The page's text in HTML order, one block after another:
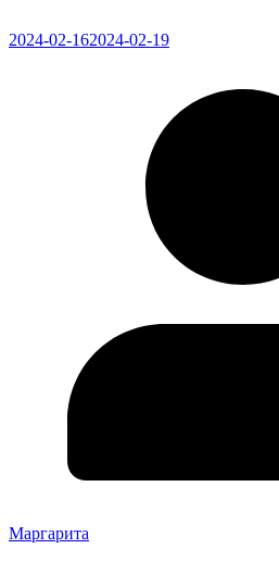
2024-02-162024-02-19
Маргарита